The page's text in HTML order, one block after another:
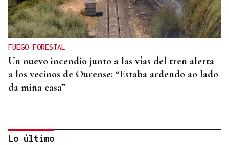
FUEGO FORESTAL
Un nuevo incendio junto a las vías del tren alerta
a los vecinos de Ourense: “Estaba ardendo ao lado
da miña casa”
Lo último